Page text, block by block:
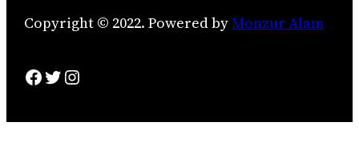
Copyright © 2022. Powered byMonzur Alam
Facebook
Twitter
Instagram